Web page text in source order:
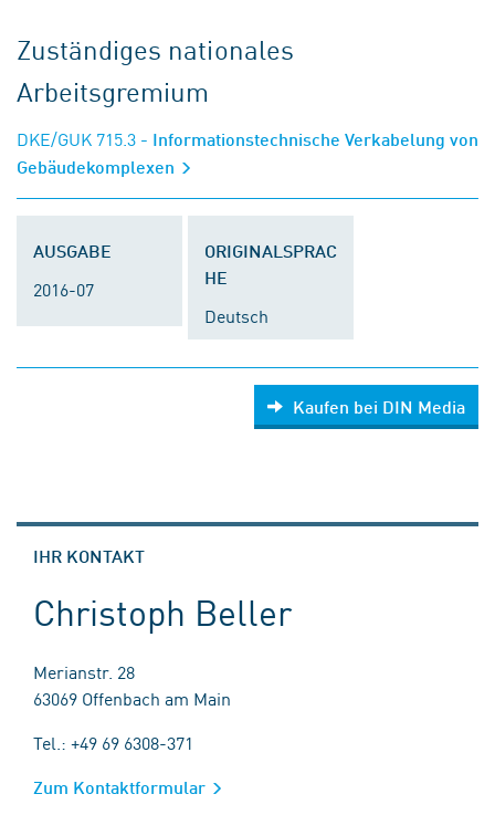
Zuständiges nationales
Arbeitsgremium
DKE/GUK 715.3 - Informationstechnische Verkabelung von
Gebäudekomplexen
AUSGABE
2016-07
ORIGINALSPRAC
HE
Deutsch
Kaufen bei DIN Media
IHR KONTAKT
Christoph Beller
Merianstr. 28
63069 Offenbach am Main
Tel.: +49 69 6308-371
Zum Kontaktformular